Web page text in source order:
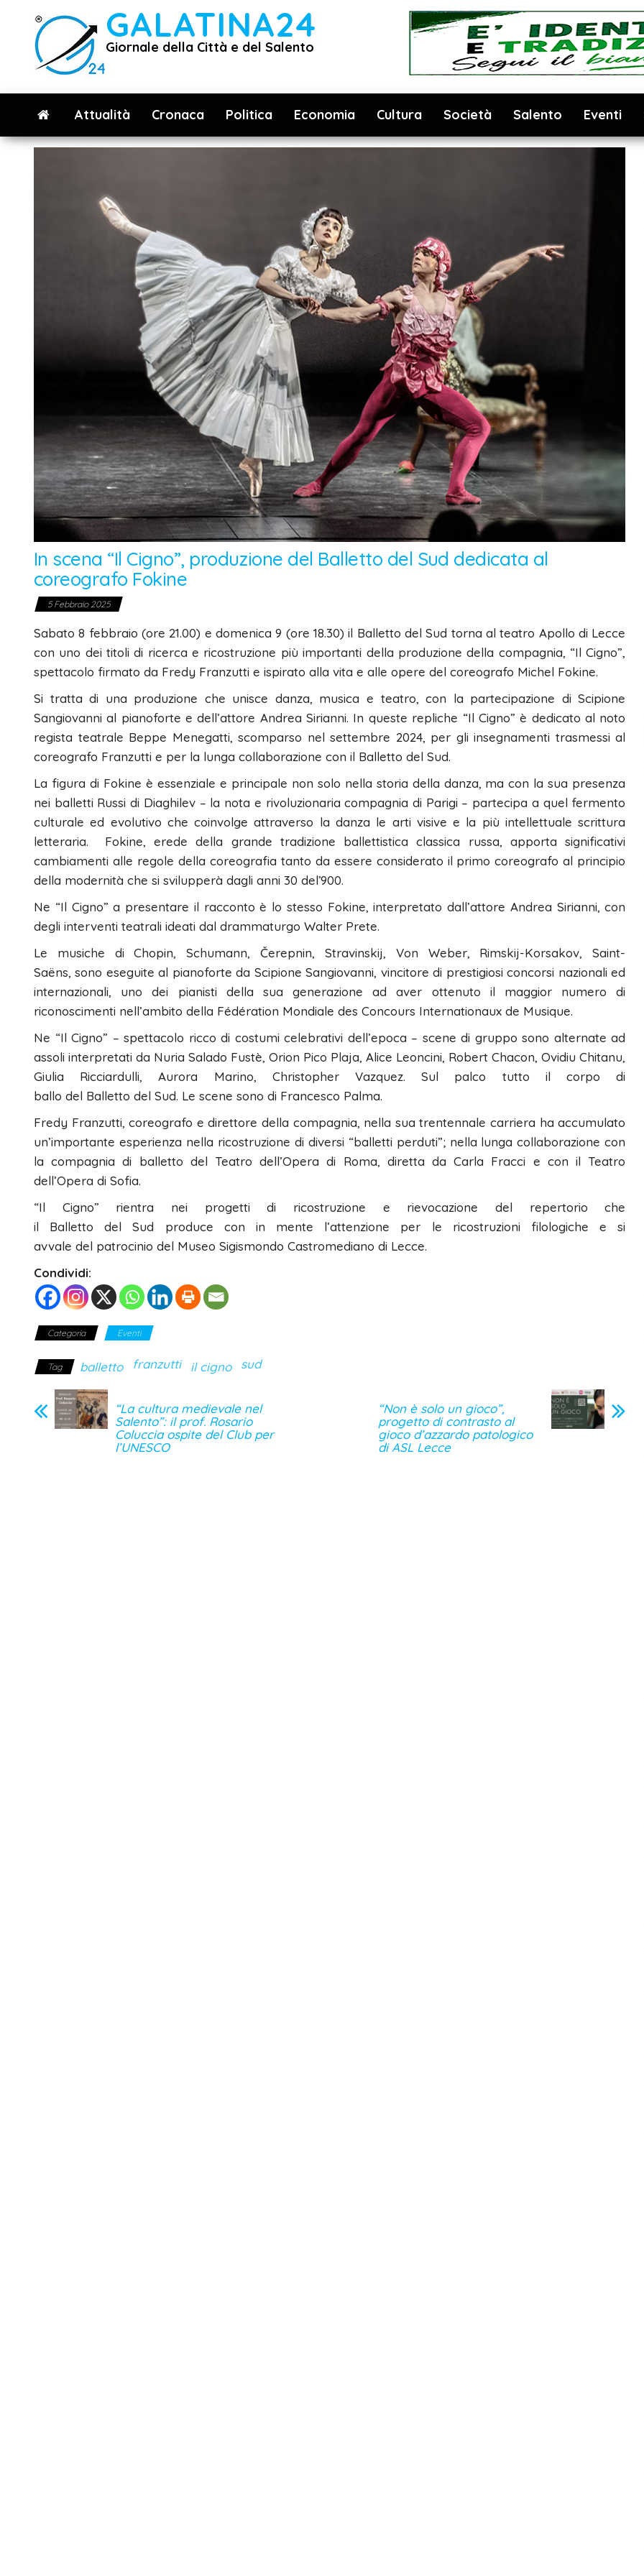
contenuto
GALATINA24
Giornale della Città e del Salento
Attualità Cronaca Politica Economia Cultura Società Salento Eventi
In scena “Il Cigno”, produzione del Balletto del Sud dedicata al
coreografo Fokine
5 Febbraio 2025
Sabato 8 febbraio (ore 21.00) e domenica 9 (ore 18.30) il Balletto del Sud torna al teatro Apollo di Lecce
con uno dei titoli di ricerca e ricostruzione più importanti della produzione della compagnia, “Il Cigno”,
spettacolo firmato da Fredy Franzutti e ispirato alla vita e alle opere del coreografo Michel Fokine.
Si tratta di una produzione che unisce danza, musica e teatro, con la partecipazione di Scipione
Sangiovanni al pianoforte e dell’attore Andrea Sirianni. In queste repliche “Il Cigno” è dedicato al noto
regista teatrale Beppe Menegatti, scomparso nel settembre 2024, per gli insegnamenti trasmessi al
coreografo Franzutti e per la lunga collaborazione con il Balletto del Sud.
La figura di Fokine è essenziale e principale non solo nella storia della danza, ma con la sua presenza
nei balletti Russi di Diaghilev – la nota e rivoluzionaria compagnia di Parigi – partecipa a quel fermento
culturale ed evolutivo che coinvolge attraverso la danza le arti visive e la più intellettuale scrittura
letteraria. Fokine, erede della grande tradizione ballettistica classica russa, apporta significativi
cambiamenti alle regole della coreografia tanto da essere considerato il primo coreografo al principio
della modernità che si svilupperà dagli anni 30 del’900.
Ne “Il Cigno” a presentare il racconto è lo stesso Fokine, interpretato dall’attore Andrea Sirianni, con
degli interventi teatrali ideati dal drammaturgo Walter Prete.
Le musiche di Chopin, Schumann, Čerepnin, Stravinskij, Von Weber, Rimskij-Korsakov, Saint-
Saëns, sono eseguite al pianoforte da Scipione Sangiovanni, vincitore di prestigiosi concorsi nazionali ed
internazionali, uno dei pianisti della sua generazione ad aver ottenuto il maggior numero di
riconoscimenti nell’ambito della Fédération Mondiale des Concours Internationaux de Musique.
Ne “Il Cigno” – spettacolo ricco di costumi celebrativi dell’epoca – scene di gruppo sono alternate ad
assoli interpretati da Nuria Salado Fustè, Orion Pico Plaja, Alice Leoncini, Robert Chacon, Ovidiu Chitanu,
Giulia Ricciardulli, Aurora Marino, Christopher Vazquez. Sul palco tutto il corpo di
ballo del Balletto del Sud. Le scene sono di Francesco Palma.
Fredy Franzutti, coreografo e direttore della compagnia, nella sua trentennale carriera ha accumulato
un’importante esperienza nella ricostruzione di diversi “balletti perduti”; nella lunga collaborazione con
la compagnia di balletto del Teatro dell’Opera di Roma, diretta da Carla Fracci e con il Teatro
dell’Opera di Sofia.
“Il Cigno” rientra nei progetti di ricostruzione e rievocazione del repertorio che
il Balletto del Sud produce con in mente l’attenzione per le ricostruzioni filologiche e si
avvale del patrocinio del Museo Sigismondo Castromediano di Lecce.
Condividi:
Categoria Eventi
Tag balletto franzutti il cigno sud
“La cultura medievale nel
Salento”: il prof. Rosario
Coluccia ospite del Club per
l’UNESCO
“Non è solo un gioco”,
progetto di contrasto al
gioco d’azzardo patologico
di ASL Lecce